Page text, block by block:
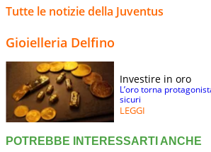
Tutte le notizie della Juventus
Gioielleria Delfino
Investire in oro
L’oro torna
sicuri
LEGGI